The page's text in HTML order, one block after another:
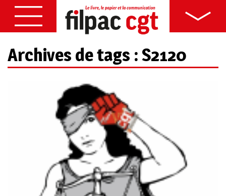
Archives de tags : S2120